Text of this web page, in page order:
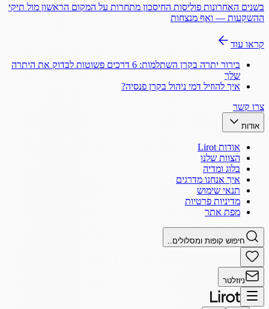
בשנים האחרונות פוליסות החיסכון מתחרות על המקום הראשון מול תיקי
ההשקעות — ואף מנצחות
קראו עוד
בירור יתרה בקרן השתלמות: 6 דרכים פשוטות לבדוק את היתרה
שלך
איך להוזיל דמי ניהול בקרן פנסיה?
צרו קשר
אודות
אודות Lirot
הצוות שלנו
בלוג ומדיה
איך אנחנו מדרגים
תנאי שימוש
מדיניות פרטיות
מפת אתר
חיפוש קופות ומסלולים..
ניוזלטר